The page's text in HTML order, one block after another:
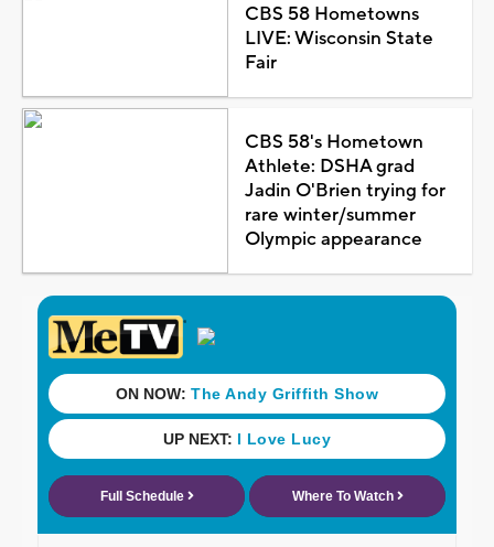
CBS 58 Hometowns
LIVE: Wisconsin State
Fair
CBS 58's Hometown
Athlete: DSHA grad
Jadin O'Brien trying for
rare winter/summer
Olympic appearance